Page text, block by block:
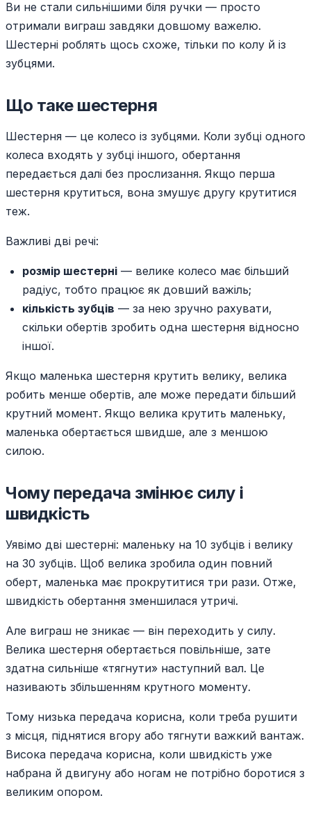
Ви не стали сильнішими біля ручки — просто
отримали виграш завдяки довшому важелю.
Шестерні роблять щось схоже, тільки по колу й із
зубцями.
Що таке шестерня
Шестерня — це колесо із зубцями. Коли зубці одного
колеса входять у зубці іншого, обертання
передається далі без прослизання. Якщо перша
шестерня крутиться, вона змушує другу крутитися
теж.
Важливі дві речі:
розмір шестерні — велике колесо має більший
радіус, тобто працює як довший важіль;
кількість зубців — за нею зручно рахувати,
скільки обертів зробить одна шестерня відносно
іншої.
Якщо маленька шестерня крутить велику, велика
робить менше обертів, але може передати більший
крутний момент. Якщо велика крутить маленьку,
маленька обертається швидше, але з меншою
силою.
Чому передача змінює силу і
швидкість
Уявімо дві шестерні: маленьку на 10 зубців і велику
на 30 зубців. Щоб велика зробила один повний
оберт, маленька має прокрутитися три рази. Отже,
швидкість обертання зменшилася утричі.
Але виграш не зникає — він переходить у силу.
Велика шестерня обертається повільніше, зате
здатна сильніше «тягнути» наступний вал. Це
називають збільшенням крутного моменту.
Тому низька передача корисна, коли треба рушити
з місця, піднятися вгору або тягнути важкий вантаж.
Висока передача корисна, коли швидкість уже
набрана й двигуну або ногам не потрібно боротися з
великим опором.